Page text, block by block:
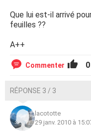
Que lui est-il arrivé
feuilles ??
A++
Commenter 0
RÉPONSE 3 / 3
lacototte
29 janv. 2010 à